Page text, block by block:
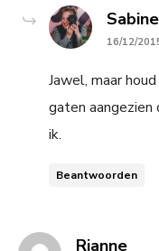
Sabine
16/12/
Jawel, maar
gaten
ik.
Beantwoorden
Riannesays: